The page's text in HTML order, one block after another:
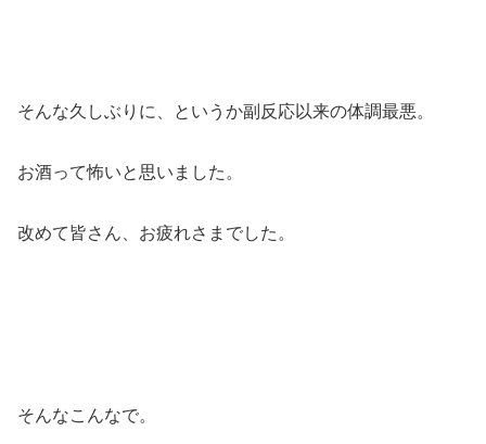
そんな久しぶりに、というか副反応以来の体調最悪。
お酒って怖いと思いました。
改めて皆さん、お疲れさまでした。
そんなこんなで。